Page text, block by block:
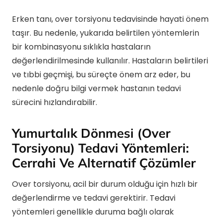
Erken tanı, over torsiyonu tedavisinde hayati önem
taşır. Bu nedenle, yukarıda belirtilen yöntemlerin
bir kombinasyonu sıklıkla hastaların
değerlendirilmesinde kullanılır. Hastaların belirtileri
ve tıbbi geçmişi, bu süreçte önem arz eder, bu
nedenle doğru bilgi vermek hastanın tedavi
sürecini hızlandırabilir.
Yumurtalık Dönmesi (Over
Torsiyonu) Tedavi Yöntemleri:
Cerrahi Ve Alternatif Çözümler
Over torsiyonu, acil bir durum olduğu için hızlı bir
değerlendirme ve tedavi gerektirir. Tedavi
yöntemleri genellikle duruma bağlı olarak